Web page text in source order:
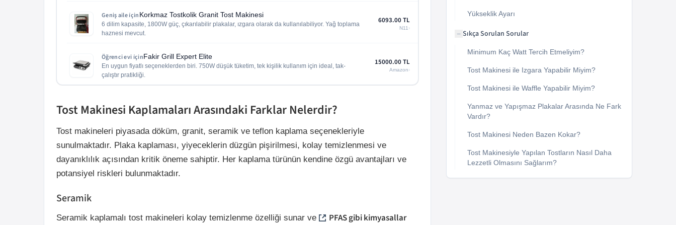
Geniş aile i̇çinKorkmaz Tostkolik Granit Tost Makinesi
6 dilim kapasite, 1800W güç, çıkarılabilir plakalar, ızgara olarak da kullanılabiliyor. Yağ toplama
haznesi mevcut.
6093.00TL
N11›
Öğrenci evi i̇çinFakir Grill Expert Elite
En uygun fiyatlı seçeneklerden biri. 750W düşük tüketim, tek kişilik kullanım için ideal, tak-
çalıştır pratikliği.
15000.00TL
Amazon›
Tost Makinesi Kaplamaları Arasındaki Farklar Nelerdir?
Tost makineleri piyasada döküm, granit, seramik ve teflon kaplama seçenekleriyle
sunulmaktadır. Plaka kaplaması, yiyeceklerin düzgün pişirilmesi, kolay temizlenmesi ve
dayanıklılık açısından kritik öneme sahiptir. Her kaplama türünün kendine özgü avantajları ve
potansiyel riskleri bulunmaktadır.
Seramik
Seramik kaplamalı tost makineleri kolay temizlenme özelliği sunar ve
PFAS gibi kimyasallar
Yükseklik Ayarı
− Sıkça Sorulan Sorular
Minimum Kaç Watt Tercih Etmeliyim?
Tost Makinesi ile Izgara Yapabilir Miyim?
Tost Makinesi ile Waffle Yapabilir Miyim?
Yanmaz ve Yapışmaz Plakalar Arasında Ne Fark
Vardır?
Tost Makinesi Neden Bazen Kokar?
Tost Makinesiyle Yapılan Tostların Nasıl Daha
Lezzetli Olmasını Sağlarım?